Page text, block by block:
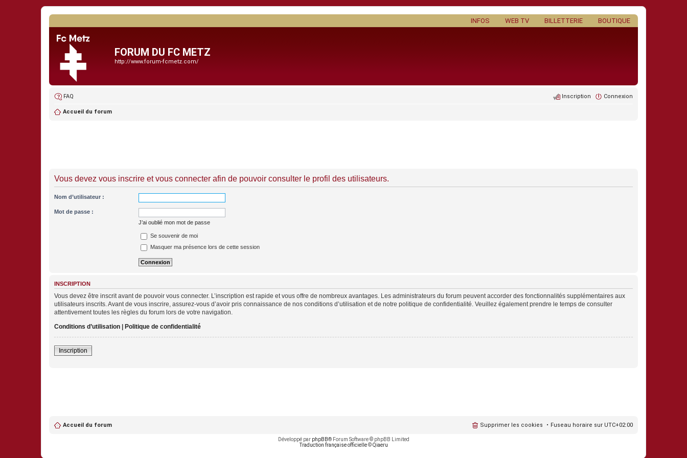
BOUTIQUE
BILLETTERIE
WEB TV
INFOS
FORUM DU FC METZ
http://www.forum-fcmetz.com/
FAQ Connexion
Inscription
Accueil du forum
Vous devez vous inscrire et vous connecter afin de pouvoir consulter le profil des utilisateurs.
Nom d’utilisateur :
Mot de passe :
J’ai oublié mon mot de passe
Se souvenir de moi
Masquer ma présence lors de cette session
INSCRIPTION
Vous devez être inscrit avant de pouvoir vous connecter. L’inscription est rapide et vous offre de nombreux avantages. Les administrateurs du forum peuvent accorder des fonctionnalités supplémentaires aux
utilisateurs inscrits. Avant de vous inscrire, assurez-vous d’avoir pris connaissance de nos conditions d’utilisation et de notre politique de confidentialité. Veuillez également prendre le temps de consulter
attentivement toutes les règles du forum lors de votre navigation.
Conditions d’utilisation | Politique de confidentialité
Inscription
Accueil du forum Fuseau horaire sur UTC+02:00
Supprimer les cookies
Développé par phpBB® Forum Software © phpBB Limited
Traduction française officielle©Qiaeru